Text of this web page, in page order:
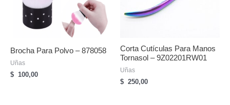
Brocha Para Polvo – 878058
Uñas
$ 100,00
Corta Cutículas Para Manos
Tornasol – 9Z02201RW01
Uñas
$ 250,00